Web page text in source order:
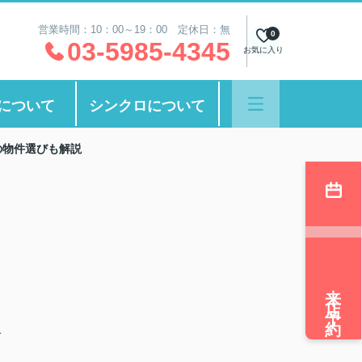
営業時間：10：00～19：00 定休日：無
03-5985-4345 お気に入り
0
ついて シンクロについて
件選びも解説
来店予約